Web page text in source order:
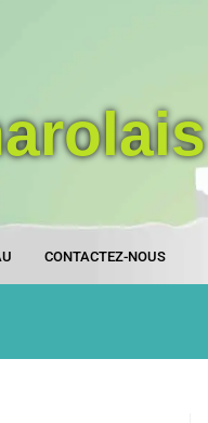
CONTACTEZ-NOUS